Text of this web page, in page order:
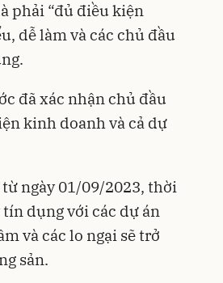
phải “đủ điều kiện
dễ làm và các chủ đầu
đã xác nhận chủ đầu
kinh doanh và cả dự
ngày 01/09/2023, thời
dụng với các dự án
và các lo ngại sẽ trở
sản.